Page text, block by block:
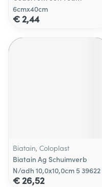
6cmx40cm
€ 2,44
Biatain, Coloplast
Biatain Ag Schuimverb
N/adh 10,0x10,0cm 5 39622
€ 26,52